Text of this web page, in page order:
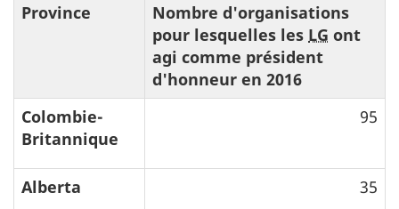
Province
Nombre d'organisations
pour lesquelles les LG ont
agi comme président
d'honneur en 2016
Colombie-
Britannique
95
Alberta 35